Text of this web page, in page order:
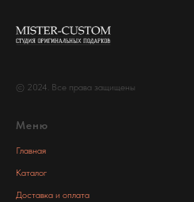
© 2024. Все права защищены
Меню
Главная
Каталог
Доставка и оплата